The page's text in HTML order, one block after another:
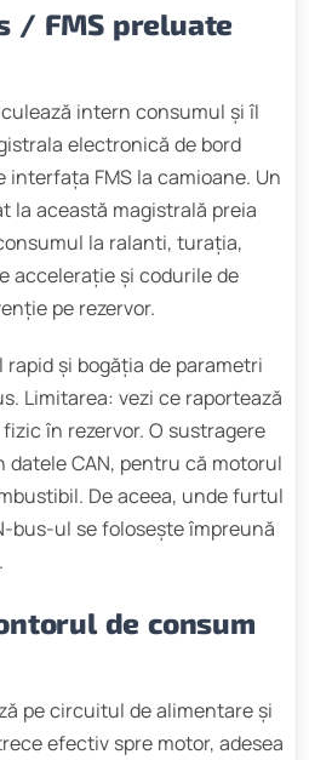
/ FMS preluate
intern consumul și îl
electronică de bord
interfața FMS la camioane. Un
la această magistrală preia
la ralanti, turația,
accelerație și codurile de
pe rezervor.
și bogăția de parametri
Limitarea: vezi ce raportează
în rezervor. O sustragere
datele CAN, pentru că motorul
De aceea, unde furtul
bus-ul se folosește împreună
de consum
pe circuitul de alimentare și
efectiv spre motor, adesea